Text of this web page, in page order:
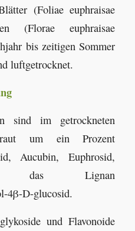
(Foliae euphraisae
(Florae euphraisae
bis zeitigen Sommer
luftgetrocknet.
sind im getrockneten
um ein Prozent
Aucubin, Euphrosid,
das Lignan
4β-D-glucosid.
und Flavonoide